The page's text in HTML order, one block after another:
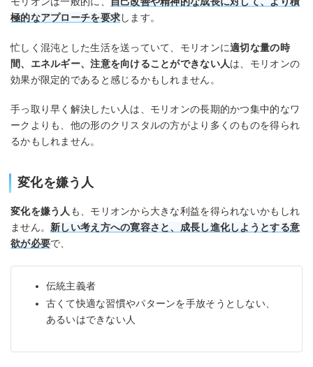
極的なアプローチを要求します。
忙しく混沌とした生活を送っていて、モリオンに適切な量の時
間、エネルギー、注意を向けることができない人は、モリオンの
効果が限定的であると感じるかもしれません。
手っ取り早く解決したい人は、モリオンの長期的かつ集中的なワ
ークよりも、他の形のクリスタルの方がより多くのものを得られ
るかもしれません。
変化を嫌う人
変化を嫌う人 も、モリオンから大きな利益を得られないかもしれ
ません。 新しい考え方への寛容さと、成長し進化しようとする意
欲が必要で、
伝統主義者
古くて快適な習慣やパターンを手放そうとしない、
あるいはできない人